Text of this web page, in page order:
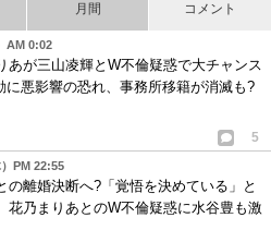
月間 コメント
AM 0:02
あが三山凌輝とW不倫疑惑で大チャンス
に悪影響の恐れ、事務所移籍が消滅も?
5
PM 22:55
の離婚決断へ?「覚悟を決めている」と
花乃まりあとのW不倫疑惑に水谷豊も激